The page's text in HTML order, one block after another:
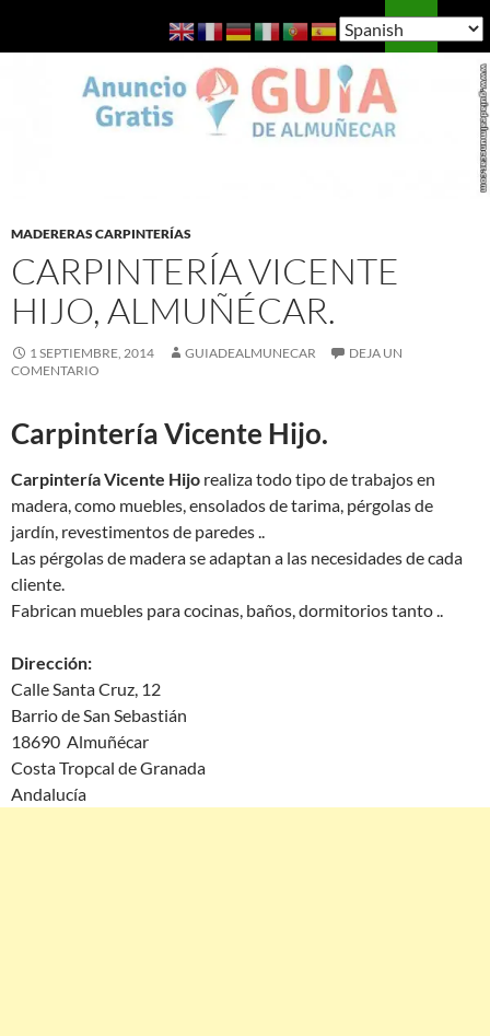
Guía de Almuñécar
MENÚ
MADERERAS CARPINTERÍAS
CARPINTERÍA VICENTE
HIJO, ALMUÑÉCAR.
1 SEPTIEMBRE, 2014 GUIADEALMUNECAR
DEJA UN
COMENTARIO
Carpintería Vicente Hijo.
Carpintería Vicente Hijo realiza todo tipo de trabajos en
madera, como muebles, ensolados de tarima, pérgolas de
jardín, revestimentos de paredes ..
Las pérgolas de madera se adaptan a las necesidades de cada
cliente.
Fabrican muebles para cocinas, baños, dormitorios tanto ..
Dirección:
Calle Santa Cruz, 12
Barrio de San Sebastián
18690 Almuñécar
Costa Tropcal de Granada
Andalucía